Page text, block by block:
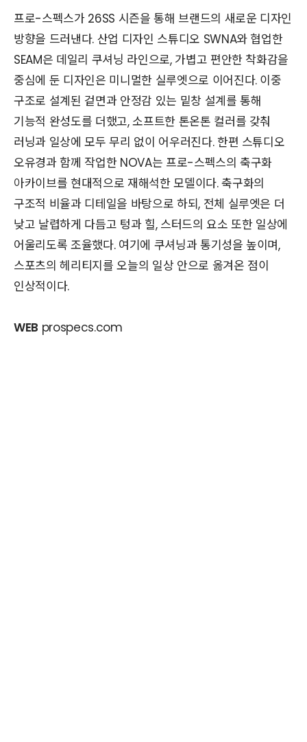
프로-스펙스가 26SS 시즌을 통해 브랜드의 새로운 디자인
방향을 드러낸다. 산업 디자인 스튜디오 SWNA와 협업한
SEAM은 데일리 쿠셔닝 라인으로, 가볍고 편안한 착화감을
중심에 둔 디자인은 미니멀한 실루엣으로 이어진다. 이중
구조로 설계된 겉면과 안정감 있는 밑창 설계를 통해
기능적 완성도를 더했고, 소프트한 톤온톤 컬러를 갖춰
러닝과 일상에 모두 무리 없이 어우러진다. 한편 스튜디오
오유경과 함께 작업한 NOVA는 프로-스펙스의 축구화
아카이브를 현대적으로 재해석한 모델이다. 축구화의
구조적 비율과 디테일을 바탕으로 하되, 전체 실루엣은 더
낮고 날렵하게 다듬고 텅과 힐, 스터드의 요소 또한 일상에
어울리도록 조율했다. 여기에 쿠셔닝과 통기성을 높이며,
스포츠의 헤리티지를 오늘의 일상 안으로 옮겨온 점이
인상적이다.
WEB prospecs.com